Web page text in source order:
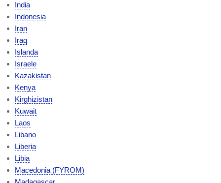
India
Indonesia
Iran
Iraq
Islanda
Israele
Kazakistan
Kenya
Kirghizistan
Kuwait
Laos
Libano
Liberia
Libia
Macedonia (FYROM)